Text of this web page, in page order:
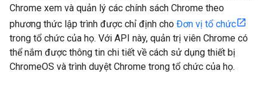
Chrome xem và quản lý các chính sách Chrome theo
phương thức lập trình được chỉ định cho Đơn vị tổ chức
trong tổ chức của họ. Với API này, quản trị viên Chrome có
thể nắm được thông tin chi tiết về cách sử dụng thiết bị
ChromeOS và trình duyệt Chrome trong tổ chức của họ.